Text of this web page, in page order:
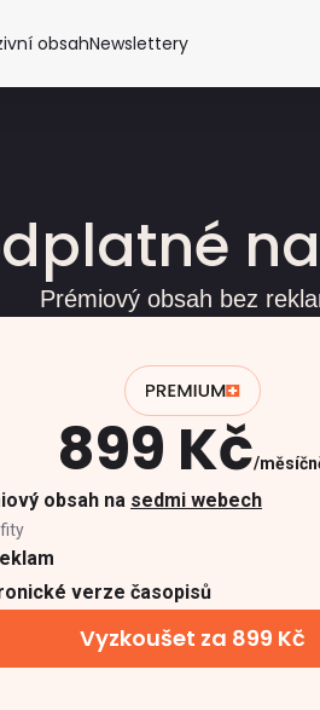
obsahNewslettery
Prémiový obsah bez
899 Kč
obsah na sedmi webech
verze časopisů
Vyzkoušet za 899 Kč